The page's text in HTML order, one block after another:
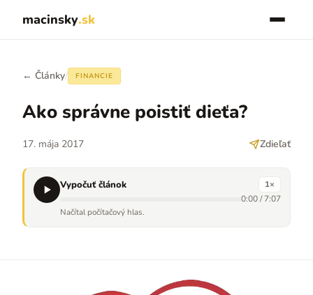
macinsky.sk
← Články/ FINANCIE
Ako správne poistiť dieťa?
17. mája 2017 Zdieľať
Vypočuť článok 1×
0:00/7:07
Načítal počítačový hlas.